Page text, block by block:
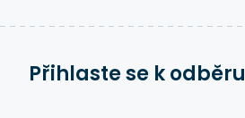
Přihlaste se k odběru